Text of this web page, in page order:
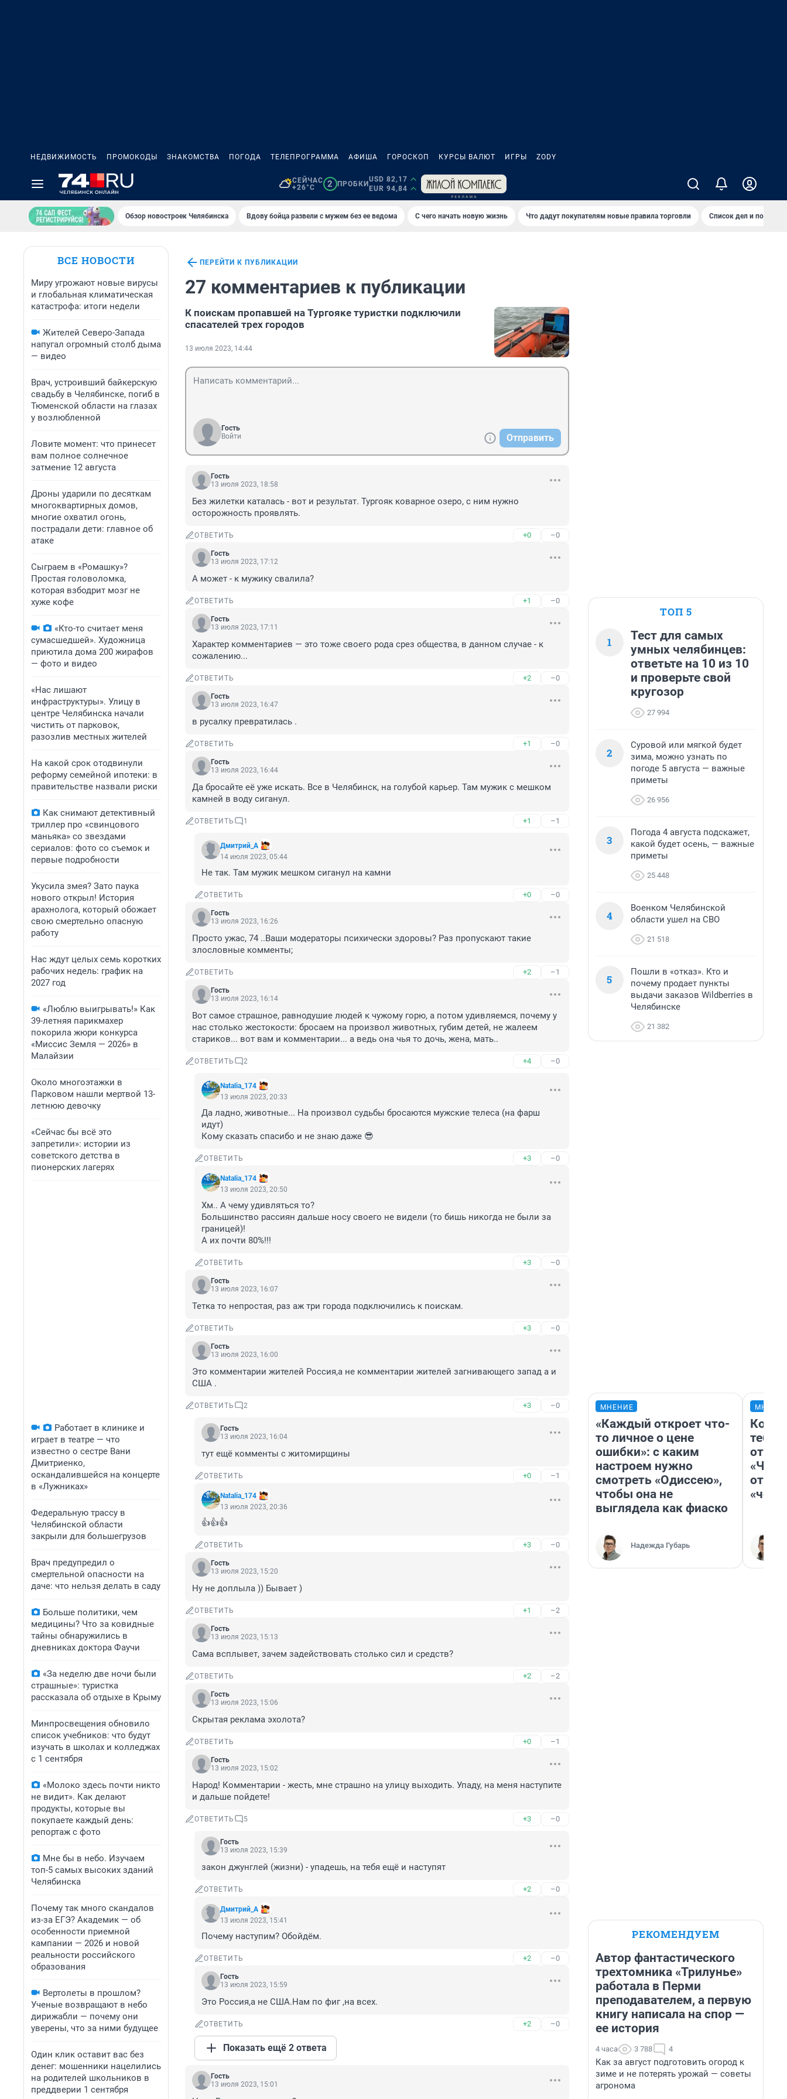
НЕДВИЖИМОСТЬ ПРОМОКОДЫ ЗНАКОМСТВА ПОГОДА ТЕЛЕПРОГРАММА АФИША ГОРОСКОП КУРСЫ ВАЛЮТ ИГРЫ ZODY
СЕЙЧАС
+26°C
2 ПРОБКИ
USD 82,17
EUR 94,84
Обзор новостроек Челябинска Вдову бойца развели с мужем без ее ведома С чего начать новую жизнь Что дадут покупателям новые правила торговли Список дел и покупок
ВСЕ НОВОСТИ
Миру угрожают новые вирусы
и глобальная климатическая
катастрофа: итоги недели
Жителей Северо-Запада
напугал огромный столб дыма
— видео
Врач, устроивший байкерскую
свадьбу в Челябинске, погиб в
Тюменской области на глазах
у возлюбленной
Ловите момент: что принесет
вам полное солнечное
затмение 12 августа
Дроны ударили по десяткам
многоквартирных домов,
многие охватил огонь,
пострадали дети: главное об
атаке
Сыграем в «Ромашку»?
Простая головоломка,
которая взбодрит мозг не
хуже кофе
«Кто-то считает меня
сумасшедшей». Художница
приютила дома 200 жирафов
— фото и видео
«Нас лишают
инфраструктуры». Улицу в
центре Челябинска начали
чистить от парковок,
разозлив местных жителей
На какой срок отодвинули
реформу семейной ипотеки: в
правительстве назвали риски
Как снимают детективный
триллер про «свинцового
маньяка» со звездами
сериалов: фото со съемок и
первые подробности
Укусила змея? Зато паука
нового открыл! История
арахнолога, который обожает
свою смертельно опасную
работу
Нас ждут целых семь коротких
рабочих недель: график на
2027 год
«Люблю выигрывать!» Как
39-летняя парикмахер
покорила жюри конкурса
«Миссис Земля — 2026» в
Малайзии
Около многоэтажки в
Парковом нашли мертвой 13-
летнюю девочку
«Сейчас бы всё это
запретили»: истории из
советского детства в
пионерских лагерях
Работает в клинике и
играет в театре — что
известно о сестре Вани
Дмитриенко,
оскандалившейся на концерте
в «Лужниках»
Федеральную трассу в
Челябинской области
закрыли для большегрузов
Врач предупредил о
смертельной опасности на
даче: что нельзя делать в саду
Больше политики, чем
медицины? Что за ковидные
тайны обнаружились в
дневниках доктора Фаучи
«За неделю две ночи были
страшные»: туристка
рассказала об отдыхе в Крыму
Минпросвещения обновило
список учебников: что будут
изучать в школах и колледжах
с 1 сентября
«Молоко здесь почти никто
не видит». Как делают
продукты, которые вы
покупаете каждый день:
репортаж с фото
Мне бы в небо. Изучаем
топ-5 самых высоких зданий
Челябинска
Почему так много скандалов
из-за ЕГЭ? Академик — об
особенности приемной
кампании — 2026 и новой
реальности российского
образования
Вертолеты в прошлом?
Ученые возвращают в небо
дирижабли — почему они
уверены, что за ними будущее
Один клик оставит вас без
денег: мошенники нацелились
на родителей школьников в
преддверии 1 сентября
ПЕРЕЙТИ К ПУБЛИКАЦИИ
27 комментариев к публикации
К поискам пропавшей на Тургояке туристки подключили
спасателей трех городов
13 июля 2023, 14:44
Гость
Войти
Отправить
Гость
13 июля 2023, 18:58
Без жилетки каталась - вот и результат. Тургояк коварное озеро, с ним нужно
осторожность проявлять.
ОТВЕТИТЬ +0 –0
Гость
13 июля 2023, 17:12
А может - к мужику свалила?
ОТВЕТИТЬ +1 –0
Гость
13 июля 2023, 17:11
Характер комментариев — это тоже своего рода срез общества, в данном случае - к
сожалению...
ОТВЕТИТЬ +2 –0
Гость
13 июля 2023, 16:47
в русалку превратилась .
ОТВЕТИТЬ +1 –0
Гость
13 июля 2023, 16:44
Да бросайте её уже искать. Все в Челябинск, на голубой карьер. Там мужик с мешком
камней в воду сиганул.
ОТВЕТИТЬ 1 +1 –1
Дмитрий_А
14 июля 2023, 05:44
Не так. Там мужик мешком сиганул на камни
ОТВЕТИТЬ +0 –0
Гость
13 июля 2023, 16:26
Просто ужас, 74 ..Ваши модераторы психически здоровы? Раз пропускают такие
злословные комменты;
ОТВЕТИТЬ +2 –1
Гость
13 июля 2023, 16:14
Вот самое страшное, равнодушие людей к чужому горю, а потом удивляемся, почему у
нас столько жестокости: бросаем на произвол животных, губим детей, не жалеем
стариков... вот вам и комментарии... а ведь она чья то дочь, жена, мать..
ОТВЕТИТЬ 2 +4 –0
Natalia_174
13 июля 2023, 20:33
Да ладно, животные... На произвол судьбы бросаются мужские телеса (на фарш
идут)
Кому сказать спасибо и не знаю даже 😎
ОТВЕТИТЬ +3 –0
Natalia_174
13 июля 2023, 20:50
Хм.. А чему удивляться то?
Большинство рассиян дальше носу своего не видели (то бишь никогда не были за
границей)!
А их почти 80%!!!
ОТВЕТИТЬ +3 –0
Гость
13 июля 2023, 16:07
Тетка то непростая, раз аж три города подключились к поискам.
ОТВЕТИТЬ +3 –0
Гость
13 июля 2023, 16:00
Это комментарии жителей Россия,а не комментарии жителей загнивающего запад а и
США .
ОТВЕТИТЬ 2 +3 –0
Гость
13 июля 2023, 16:04
тут ещё комменты с житомирщины
ОТВЕТИТЬ +0 –1
Natalia_174
13 июля 2023, 20:36
👍👍👍
ОТВЕТИТЬ +3 –0
Гость
13 июля 2023, 15:20
Ну не доплыла )) Бывает )
ОТВЕТИТЬ +1 –2
Гость
13 июля 2023, 15:13
Сама всплывет, зачем задействовать столько сил и средств?
ОТВЕТИТЬ +2 –2
Гость
13 июля 2023, 15:06
Скрытая реклама эхолота?
ОТВЕТИТЬ +0 –1
Гость
13 июля 2023, 15:02
Народ! Комментарии - жесть, мне страшно на улицу выходить. Упаду, на меня наступите
и дальше пойдете!
ОТВЕТИТЬ 5 +3 –0
Гость
13 июля 2023, 15:39
закон джунглей (жизни) - упадешь, на тебя ещё и наступят
ОТВЕТИТЬ +2 –0
Дмитрий_А
13 июля 2023, 15:41
Почему наступим? Обойдём.
ОТВЕТИТЬ +2 –0
Гость
13 июля 2023, 15:59
Это Россия,а не США.Нам по фиг ,на всех.
ОТВЕТИТЬ +2 –0
Показать ещё 2 ответа
Гость
13 июля 2023, 15:01
ТОП 5
1
Тест для самых
умных челябинцев:
ответьте на 10 из 10
и проверьте свой
кругозор
27 994
2
Суровой или мягкой будет
зима, можно узнать по
погоде 5 августа — важные
приметы
26 956
3
Погода 4 августа подскажет,
какой будет осень, — важные
приметы
25 448
4
Военком Челябинской
области ушел на СВО
21 518
5
Пошли в «отказ». Кто и
почему продает пункты
выдачи заказов Wildberries в
Челябинске
21 382
МНЕНИЕ
«Каждый откроет что-
то личное о цене
ошибки»: с каким
настроем нужно
смотреть «Одиссею»,
чтобы она не
выглядела как фиаско
Надежда Губарь
тебя
РЕКОМЕНДУЕМ
Автор фантастического
трехтомника «Трилунье»
работала в Перми
преподавателем, а первую
книгу написала на спор —
ее история
4 часа 3 788 4
Как за август подготовить огород к
зиме и не потерять урожай — советы
агронома